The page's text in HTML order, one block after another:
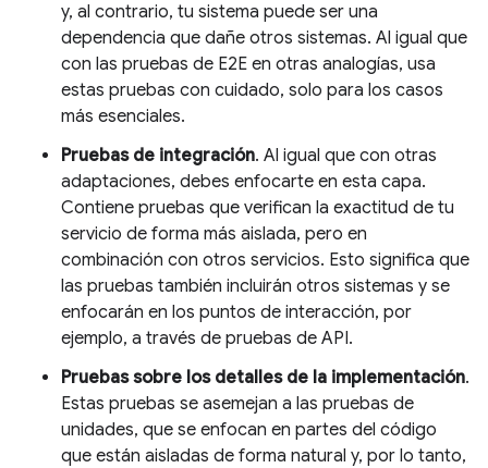
y, al contrario, tu sistema puede ser una
dependencia que dañe otros sistemas. Al igual que
con las pruebas de E2E en otras analogías, usa
estas pruebas con cuidado, solo para los casos
más esenciales.
Pruebas de integración. Al igual que con otras
adaptaciones, debes enfocarte en esta capa.
Contiene pruebas que verifican la exactitud de tu
servicio de forma más aislada, pero en
combinación con otros servicios. Esto significa que
las pruebas también incluirán otros sistemas y se
enfocarán en los puntos de interacción, por
ejemplo, a través de pruebas de API.
Pruebas sobre los detalles de la implementación.
Estas pruebas se asemejan a las pruebas de
unidades, que se enfocan en partes del código
que están aisladas de forma natural y, por lo tanto,